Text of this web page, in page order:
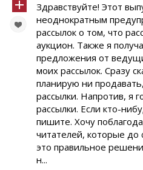
Здравствуйте! Этот
неоднократным
рассылок о том, что
аукцион. Также я
предложения от
моих рассылок. Сразу
планирую ни
рассылки. Напротив, я
рассылки. Если кто-
пишите. Хочу
читателей, которые до
это правильное
н...